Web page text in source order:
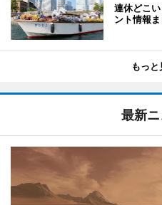
連休どこ
ント情報
もっと
最新